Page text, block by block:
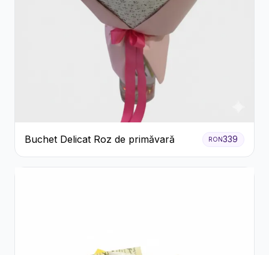
Buchet Delicat Roz de primăvară RON339